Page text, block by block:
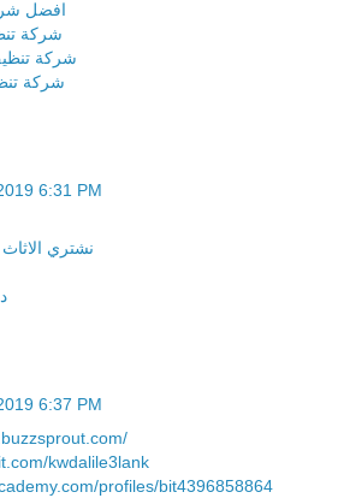
افضل
شركة
شركة
شركة
6:31 PM
نشتري
6:37 PM
kwdalile3lank
profiles/bit4396858864